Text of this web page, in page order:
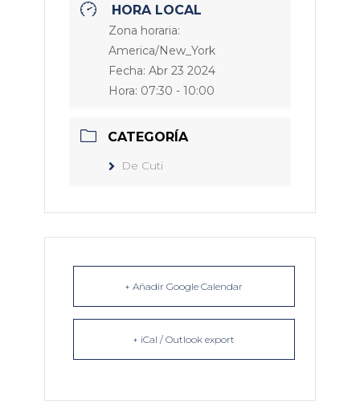
HORA LOCAL
Zona horaria:
America/New_York
Fecha: Abr 23 2024
Hora: 07:30 - 10:00
CATEGORÍA
De Cuti
+ Añadir Google Calendar
+ iCal / Outlook export